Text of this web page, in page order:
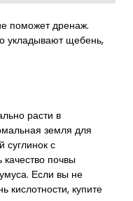
поможет дренаж.
укладывают щебень,
расти в
земля для
суглинок с
почвы
Если вы не
кислотности, купите